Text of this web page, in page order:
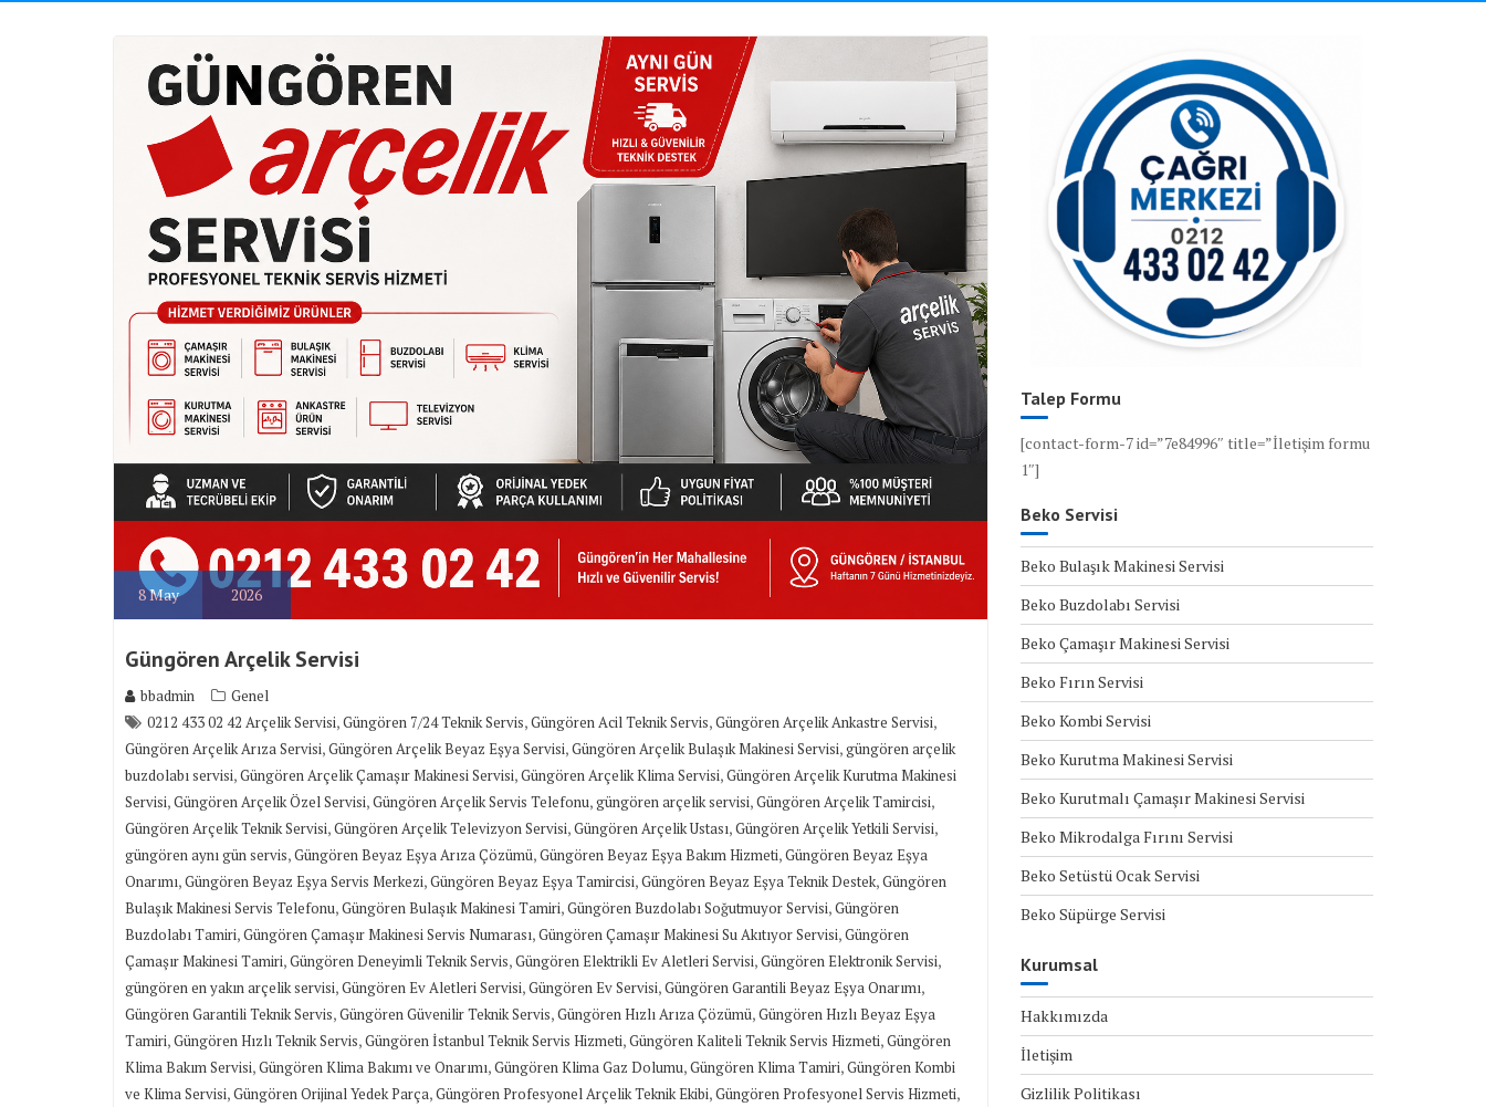
8May 2026
Güngören Arçelik Servisi
bbadmin
Genel
0212 433 02 42 Arçelik Servisi,Güngören 7/24 Teknik Servis,Güngören Acil Teknik Servis,Güngören Arçelik Ankastre Servisi,
Güngören Arçelik Arıza Servisi,Güngören Arçelik Beyaz Eşya Servisi,Güngören Arçelik Bulaşık Makinesi Servisi,güngören arçelik
buzdolabı servisi,Güngören Arçelik Çamaşır Makinesi Servisi,Güngören Arçelik Klima Servisi,Güngören Arçelik Kurutma Makinesi
Servisi,Güngören Arçelik Özel Servisi,Güngören Arçelik Servis Telefonu,güngören arçelik servisi,Güngören Arçelik Tamircisi,
Güngören Arçelik Teknik Servisi,Güngören Arçelik Televizyon Servisi,Güngören Arçelik Ustası,Güngören Arçelik Yetkili Servisi,
güngören aynı gün servis,Güngören Beyaz Eşya Arıza Çözümü,Güngören Beyaz Eşya Bakım Hizmeti,Güngören Beyaz Eşya
Onarımı,Güngören Beyaz Eşya Servis Merkezi,Güngören Beyaz Eşya Tamircisi,Güngören Beyaz Eşya Teknik Destek,Güngören
Bulaşık Makinesi Servis Telefonu,Güngören Bulaşık Makinesi Tamiri,Güngören Buzdolabı Soğutmuyor Servisi,Güngören
Buzdolabı Tamiri,Güngören Çamaşır Makinesi Servis Numarası,Güngören Çamaşır Makinesi Su Akıtıyor Servisi,Güngören
Çamaşır Makinesi Tamiri,Güngören Deneyimli Teknik Servis,Güngören Elektrikli Ev Aletleri Servisi,Güngören Elektronik Servisi,
güngören en yakın arçelik servisi,Güngören Ev Aletleri Servisi,Güngören Ev Servisi,Güngören Garantili Beyaz Eşya Onarımı,
Güngören Garantili Teknik Servis,Güngören Güvenilir Teknik Servis,Güngören Hızlı Arıza Çözümü,Güngören Hızlı Beyaz Eşya
Tamiri,Güngören Hızlı Teknik Servis,Güngören İstanbul Teknik Servis Hizmeti,Güngören Kaliteli Teknik Servis Hizmeti,Güngören
Klima Bakım Servisi,Güngören Klima Bakımı ve Onarımı,Güngören Klima Gaz Dolumu,Güngören Klima Tamiri,Güngören Kombi
ve Klima Servisi,Güngören Orijinal Yedek Parça,Güngören Profesyonel Arçelik Teknik Ekibi,Güngören Profesyonel Servis Hizmeti,
Talep Formu
[contact-form-7 id=”7e84996″ title=”İletişim formu
1″]
Beko Servisi
Beko Bulaşık Makinesi Servisi
Beko Buzdolabı Servisi
Beko Çamaşır Makinesi Servisi
Beko Fırın Servisi
Beko Kombi Servisi
Beko Kurutma Makinesi Servisi
Beko Kurutmalı Çamaşır Makinesi Servisi
Beko Mikrodalga Fırını Servisi
Beko Setüstü Ocak Servisi
Beko Süpürge Servisi
Kurumsal
Hakkımızda
İletişim
Gizlilik Politikası